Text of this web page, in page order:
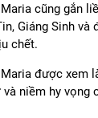
cũng gắn
Giáng Sinh
chết.
được xem
niềm hy vọng